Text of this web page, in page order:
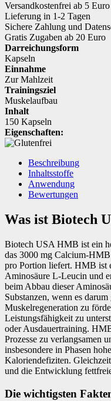
Versandkostenfrei ab 5 Euro
Lieferung in 1-2 Tagen
Sichere Zahlung und
Gratis Zugaben ab 20 Euro
Darreichungsform
Kapseln
Einnahme
Zur Mahlzeit
Trainingsziel
Muskelaufbau
Inhalt
150 Kapseln
Eigenschaften:
Beschreibung
Inhaltsstoffe
Anwendung
Bewertungen
Was ist Biotech
Biotech USA HMB ist ein
das 3000 mg Calcium-
pro Portion liefert. HMB ist
Aminosäure L-Leucin und
beim Abbau dieser
Substanzen, wenn es
Muskelregeneration zu
Leistungsfähigkeit zu
oder Ausdauertraining.
Prozesse zu verlangsamen
insbesondere in Phasen
Kaloriendefiziten.
und die Entwicklung
Die wichtigsten